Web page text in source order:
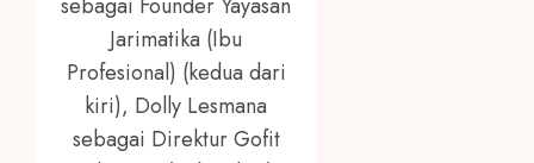
sebagai Founder Yayasan
Jarimatika (Ibu
Profesional) (kedua dari
kiri), Dolly Lesmana
sebagai Direktur Gofit